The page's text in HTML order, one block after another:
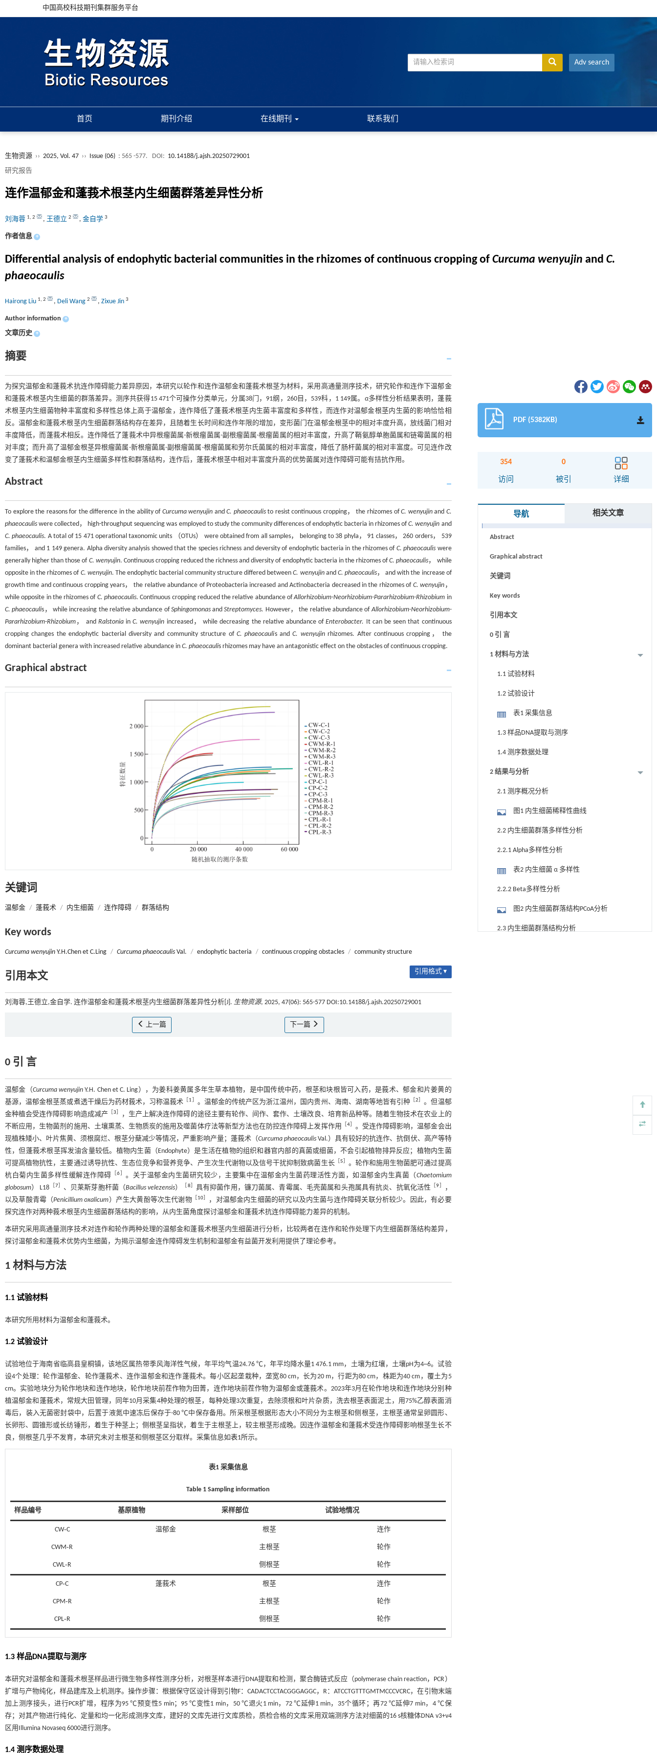
中国高校科技期刊集群服务平台
Adv search
首页 期刊介绍 在线期刊 联系我们
生物资源 ›› 2025, Vol. 47 ›› Issue (06) : 565 -577. DOI: 10.14188/j.ajsh.20250729001
研究报告
连作温郁金和蓬莪术根茎内生细菌群落差异性分析
刘海蓉 1, 2 , 王德立 2 , 金自学 3
作者信息 +
Differential analysis of endophytic bacterial communities in the rhizomes of continuous cropping of Curcuma wenyujin and C.
phaeocaulis
Hairong Liu 1, 2 , Deli Wang 2 , Zixue Jin 3
Author information +
文章历史 +
摘要
为探究温郁金和蓬莪术抗连作障碍能力差异原因，本研究以轮作和连作温郁金和蓬莪术根茎为材料，采用高通量测序技术，研究轮作和连作下温郁金
和蓬莪术根茎内生细菌的群落差异。测序共获得15 471个可操作分类单元，分属38门，91纲，260目，539科，1 149属。 α多样性分析结果表明，蓬莪
术根茎内生细菌物种丰富度和多样性总体上高于温郁金，连作降低了蓬莪术根茎内生菌丰富度和多样性，而连作对温郁金根茎内生菌的影响恰恰相
反。温郁金和蓬莪术根茎内生细菌群落结构存在差异，且随着生长时间和连作年限的增加，变形菌门在温郁金根茎中的相对丰度升高，放线菌门相对
丰度降低，而蓬莪术相反。连作降低了蓬莪术中异根瘤菌属-新根瘤菌属-副根瘤菌属-根瘤菌属的相对丰富度，升高了鞘氨醇单胞菌属和链霉菌属的相
对丰度；而升高了温郁金根茎异根瘤菌属-新根瘤菌属-副根瘤菌属-根瘤菌属和劳尔氏菌属的相对丰富度，降低了肠杆菌属的相对丰富度。可见连作改
变了蓬莪术和温郁金根茎内生细菌多样性和群落结构，连作后，蓬莪术根茎中相对丰富度升高的优势菌属对连作障碍可能有拮抗作用。
Abstract
To explore the reasons for the difference in the ability of Curcuma wenyujin andC. phaeocaulisto resist continuous cropping， the rhizomes ofC. wenyujinand C.
phaeocaulis were collected， high-throughput sequencing was employed to study the community differences of endophytic bacteria in rhizomes ofC. wenyujin and
C. phaeocaulis. A total of 15 471 operational taxonomic units （OTUs） were obtained from all samples， belonging to 38 phyla， 91 classes， 260 orders， 539
families， and 1 149 genera. Alpha diversity analysis showed that the species richness and deversity of endophytic bacteria in the rhizomes of C. phaeocaulis were
generally higher than those of C. wenyujin. Continuous cropping reduced the richness and diversity of endophytic bacteria in the rhizomes ofC. phaeocaulis， while
opposite in the rhizomes of C. wenyujin. The endophytic bacterial community structure differed betweenC. wenyujinand C. phaeocaulis， and with the increase of
growth time and continuous cropping years， the relative abundance of Proteobacteria increased and Actinobacteria decreased in the rhizomes of C. wenyujin ，
while opposite in the rhizomes of C. phaeocaulis. Continuous cropping reduced the relative abundance ofAllorhizobium-Neorhizobium-Pararhizobium-Rhizobium in
C. phaeocaulis， while increasing the relative abundance ofSphingomonasandStreptomyces. However， the relative abundance ofAllorhizobium-Neorhizobium-
Pararhizobium-Rhizobium ， and RalstoniainC. wenyujin increased， while decreasing the relative abundance ofEnterobacter. It can be seen that continuous
cropping changes the endophytic bacterial diversity and community structure ofC. phaeocaulis andC. wenyujinrhizomes. After continuous cropping， the
dominant bacterial genera with increased relative abundance in C. phaeocaulis rhizomes may have an antagonistic effect on the obstacles of continuous cropping.
Graphical abstract
关键词
温郁金 / 蓬莪术 / 内生细菌 / 连作障碍 / 群落结构
Key words
Curcuma wenyujin Y.H.Chen et C.Ling / Curcuma phaeocaulis Val. / endophytic bacteria / continuous cropping obstacles / community structure
引用本文 引用格式 ▾
刘海蓉,王德立,金自学. 连作温郁金和蓬莪术根茎内生细菌群落差异性分析[J]. 生物资源, 2025, 47(06): 565-577 DOI:10.14188/j.ajsh.20250729001
上一篇 下一篇
0 引 言
温郁金（Curcuma wenyujin Y.H. Chen et C. Ling），为姜科姜黄属多年生草本植物，是中国传统中药，根茎和块根皆可入药，是莪术、郁金和片姜黄的
基源，温郁金根茎蒸或煮透干燥后为药材莪术，习称温莪术
1 。温郁金的传统产区为浙江温州，国内贵州、海南、湖南等地皆有引种 ［2
。但温郁
金种植会受连作障碍影响造成减产
3
，生产上解决连作障碍的途径主要有轮作、间作、套作、土壤改良、培育新品种等。随着生物技术在农业上的
不断应用，生物菌剂的施用、土壤熏蒸、生物质炭的施用及噬菌体疗法等新型方法也在防控连作障碍上发挥作用
4］ 。受连作障碍影响，温郁金会出
现植株矮小、叶片焦黄、须根腐烂、根茎分蘖减少等情况，严重影响产量；蓬莪术（Curcuma phaeocaulis Val.）具有较好的抗连作、抗倒伏、高产等特
性，但蓬莪术根茎挥发油含量较低。植物内生菌（Endophyte）是生活在植物的组织和器官内部的真菌或细菌，不会引起植物排异反应；植物内生菌
可提高植物抗性，主要通过诱导抗性、生态位竞争和营养竞争、产生次生代谢物以及信号干扰抑制致病菌生长［ 5
。轮作和施用生物菌肥可通过提高
杭白菊内生菌多样性缓解连作障碍 ［6 。关于温郁金内生菌研究较少，主要集中在温郁金内生菌药理活性方面，如温郁金内生真菌（ Chaetomium
globosum） L18 7］ 、贝莱斯芽胞杆菌（Bacillus velezensis） 8 具有抑菌作用，镰刀菌属、青霉属、毛壳菌属和头孢属具有抗炎、抗氧化活性 ［9
，
以及草酸青霉（Penicillium oxalicum ）产生大黄酚等次生代谢物［ 10
，对温郁金内生细菌的研究以及内生菌与连作障碍关联分析较少。因此，有必要
探究连作对两种莪术根茎内生细菌群落结构的影响，从内生菌角度探讨温郁金和蓬莪术抗连作障碍能力差异的机制。
本研究采用高通量测序技术对连作和轮作两种处理的温郁金和蓬莪术根茎内生细菌进行分析，比较两者在连作和轮作处理下内生细菌群落结构差异，
探讨温郁金和蓬莪术优势内生细菌，为揭示温郁金连作障碍发生机制和温郁金有益菌开发利用提供了理论参考。
1 材料与方法
1.1 试验材料
本研究所用材料为温郁金和蓬莪术。
1.2 试验设计
试验地位于海南省临高县皇桐镇，该地区属热带季风海洋性气候，年平均气温24.76 ℃，年平均降水量1 476.1 mm，土壤为红壤，土壤pH为4~6。试验
设4个处理：轮作温郁金、轮作蓬莪术、连作温郁金和连作蓬莪术。每小区起垄栽种，垄宽80 cm，长为20 m，行距为80 cm，株距为40 cm，覆土为5
cm。实验地块分为轮作地块和连作地块，轮作地块前茬作物为田菁，连作地块前茬作物为温郁金或蓬莪术。2023年3月在轮作地块和连作地块分别种
植温郁金和蓬莪术，常规大田管理，同年10月采集4种处理的根茎，每种处理3次重复，去除须根和叶片杂质，洗去根茎表面泥土，用75%乙醇表面消
毒后，装入无菌密封袋中，后置于液氮中速冻后保存于-80 ℃中保存备用。所采根茎根据形态大小不同分为主根茎和侧根茎，主根茎通常呈卵圆形、
长卵形、圆锥形或长纺锤形，着生于种茎上；侧根茎呈指状，着生于主根茎上，较主根茎形成晚。因连作温郁金和蓬莪术受连作障碍影响根茎生长不
良，侧根茎几乎不发育，本研究未对主根茎和侧根茎区分取样。采集信息如表1所示。
表1 采集信息
Table 1 Sampling information
样品编号 基原植物 采样部位 试验地情况
CW‑C 温郁金 根茎 连作
CWM‑R 主根茎 轮作
CWL‑R 侧根茎 轮作
CP‑C 蓬莪术 根茎 连作
CPM‑R 主根茎 轮作
CPL‑R 侧根茎 轮作
1.3 样品DNA提取与测序
本研究对温郁金和蓬莪术根茎样品进行微生物多样性测序分析，对根茎样本进行DNA提取和检测，聚合酶链式反应（polymerase chain reaction，PCR）
扩增与产物纯化，样品建库及上机测序。操作步骤：根据保守区设计得到引物F：CADACTCCTACGGGAGGC，R：ATCCTGTTTGMTMCCCVCRC，在引物末端
加上测序接头，进行PCR扩增，程序为95 ℃预变性5 min；95 ℃变性1 min，50 ℃退火1 min，72 ℃延伸1 min，35个循环；再72 ℃延伸7 min，4 ℃保
存；对其产物进行纯化、定量和均一化形成测序文库，建好的文库先进行文库质检，质检合格的文库采用双端测序方法对细菌的16 s核糖体DNA v3+v4
区用Illumina Novaseq 6000进行测序。
1.4 测序数据处理
PDF (5382KB)
354
访问
0
被引 详细
导航 相关文章
Abstract
Graphical abstract
关键词
Key words
引用本文
0 引 言
1 材料与方法
1.1 试验材料
1.2 试验设计
表1 采集信息
1.3 样品DNA提取与测序
1.4 测序数据处理
2 结果与分析
2.1 测序概况分析
图1 内生细菌稀释性曲线
2.2 内生细菌群落多样性分析
2.2.1 Alpha多样性分析
表2 内生细菌 α 多样性
2.2.2 Beta多样性分析
图2 内生细菌群落结构PCoA分析
2.3 内生细菌群落结构分析